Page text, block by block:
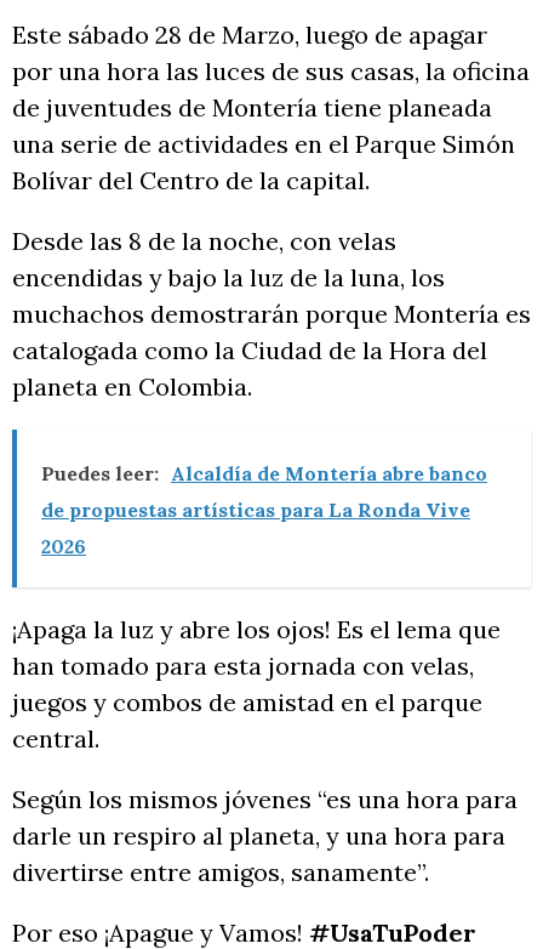
Este sábado 28 de Marzo, luego de apagar
por una hora las luces de sus casas, la oficina
de juventudes de Montería tiene planeada
una serie de actividades en el Parque Simón
Bolívar del Centro de la capital.
Desde las 8 de la noche, con velas
encendidas y bajo la luz de la luna, los
muchachos demostrarán porque Montería es
catalogada como la Ciudad de la Hora del
planeta en Colombia.
Puedes leer: Alcaldía de Montería abre banco
de propuestas artísticas para La Ronda Vive
2026
¡Apaga la luz y abre los ojos! Es el lema que
han tomado para esta jornada con velas,
juegos y combos de amistad en el parque
central.
Según los mismos jóvenes “es una hora para
darle un respiro al planeta, y una hora para
divertirse entre amigos, sanamente”.
Por eso ¡Apague y Vamos! #UsaTuPoder